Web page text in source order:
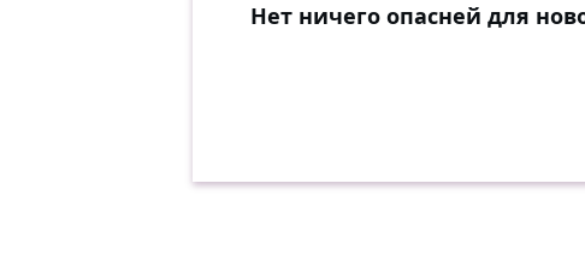
Нет ничего опасней для